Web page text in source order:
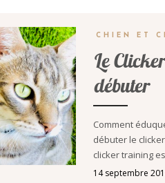
CHIEN ET
Le
débuter
Comment
débuter le
clicker training
14 septembre